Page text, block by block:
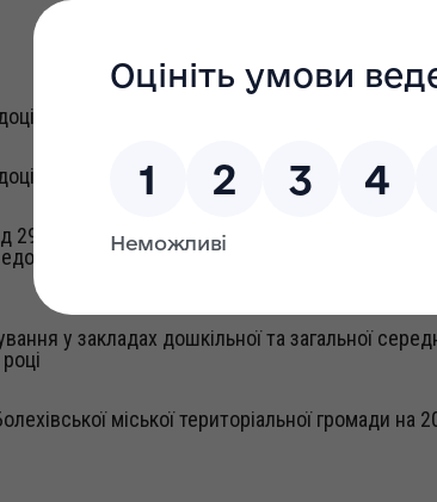
ОСОБА 1 бути опікуном над ОСОБА 2
ОСОБА 1 бути опікуном над ОСОБА 2
29.07.2021 року №95 «Про створення Комітету
для людей з інвалідністю та інших
у закладах дошкільної та загальної
міської територіальної громади на